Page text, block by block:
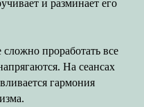
и разминает его
проработать все
На сеансах
гармония